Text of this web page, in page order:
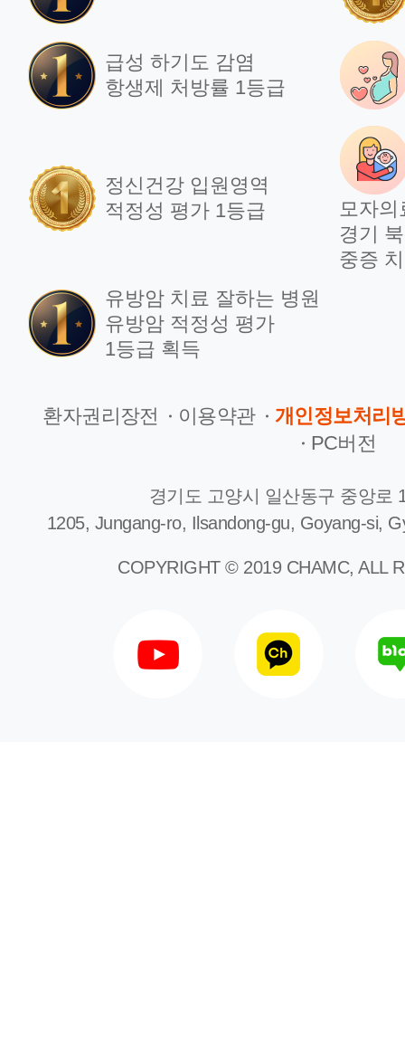
급성 하기도 감염
항생제 처방률 1등급
정신건강 입원영역
적정성 평가 1등급
모자
경기
중증
유방암 치료 잘하는 병원
유방암 적정성 평가
1등급 획득
환자권리장전 이용약관
개인정보처리
PC버전
경기도 고양시 일산동구 중앙로
1205, Jungang-ro, Ilsandong-gu, Goyang-si,
COPYRIGHT © 2019 CHAMC, ALL